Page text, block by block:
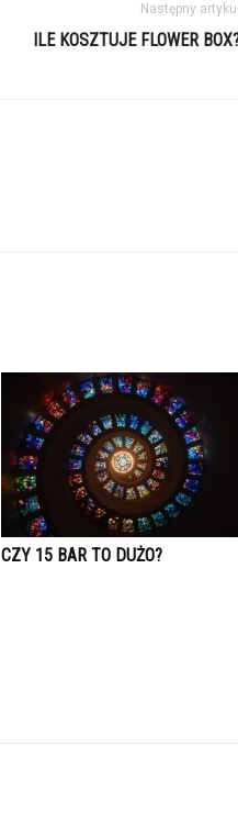
Następny
ILE KOSZTUJE FLOWER
CZY 15 BAR TO DUŻO?